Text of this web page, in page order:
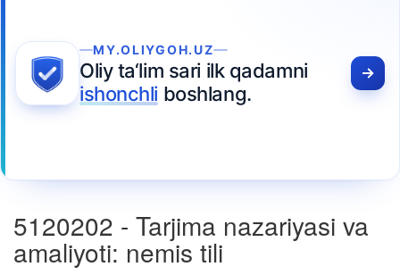
MY.OLIYGOH.UZ
Oliy ta‘lim sari ilk qadamni
ishonchli boshlang.
5120202 - Tarjima nazariyasi va
amaliyoti: nemis tili